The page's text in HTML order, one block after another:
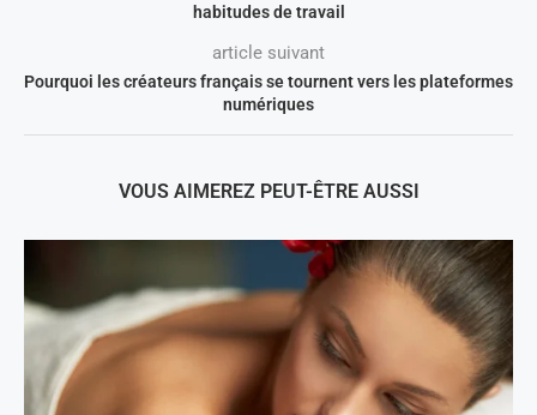
habitudes de travail
article suivant
Pourquoi les créateurs français se tournent vers les plateformes
numériques
VOUS AIMEREZ PEUT-ÊTRE AUSSI